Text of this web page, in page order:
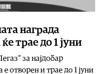
награда
трае до 1 јуни
за најдобар
отворен и трае до 1 јуни